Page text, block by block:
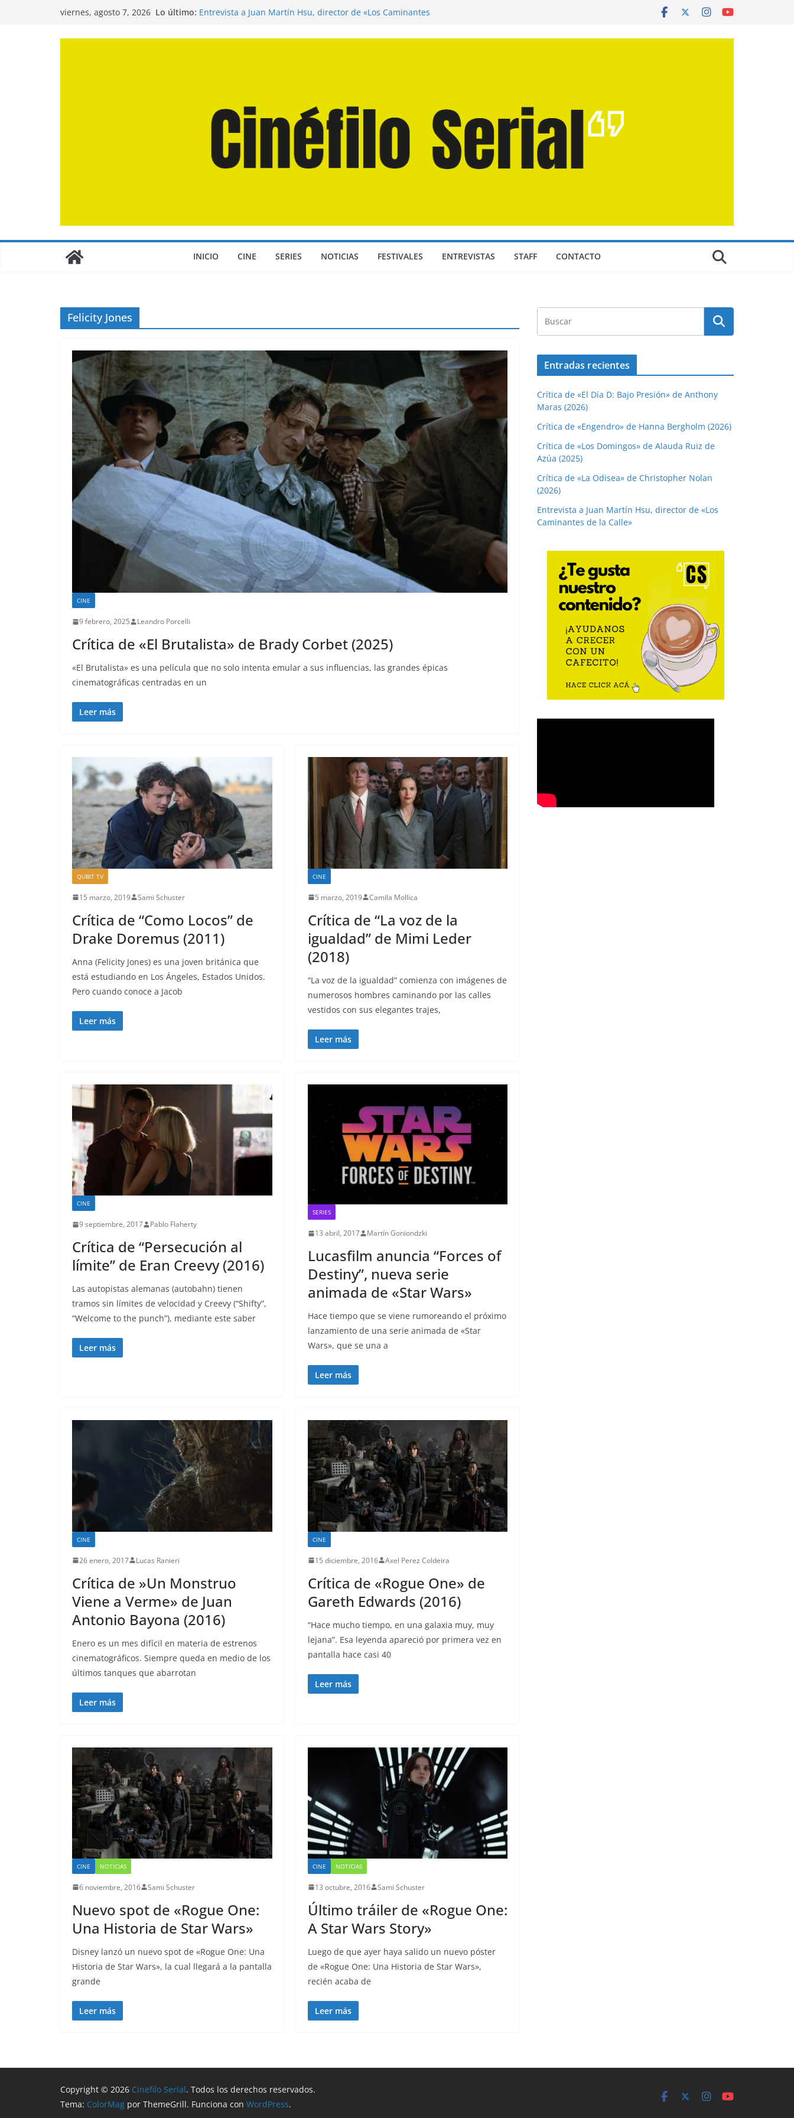
viernes, agosto 7, 2026 Lo último: Entrevista a Juan Martín Hsu, director de «Los Caminantes
INICIO CINE SERIES NOTICIAS FESTIVALES ENTREVISTAS STAFF CONTACTO
Felicity Jones
CINE
9 febrero, 2025 Leandro Porcelli
Crítica de «El Brutalista» de Brady Corbet (2025)
«El Brutalista» es una película que no solo intenta emular a sus influencias, las grandes épicas
cinematográficas centradas en un
Leer más
QUBIT TV
15 marzo, 2019 Sami Schuster
Crítica de “Como Locos” de
Drake Doremus (2011)
Anna (Felicity Jones) es una joven británica que
está estudiando en Los Ángeles, Estados Unidos.
Pero cuando conoce a Jacob
Leer más
CINE
5 marzo, 2019 Camila Mollica
Crítica de “La voz de la
igualdad” de Mimi Leder
(2018)
“La voz de la igualdad” comienza con imágenes de
numerosos hombres caminando por las calles
vestidos con sus elegantes trajes,
Leer más
CINE
9 septiembre, 2017 Pablo Flaherty
Crítica de “Persecución al
límite” de Eran Creevy (2016)
Las autopistas alemanas (autobahn) tienen
tramos sin límites de velocidad y Creevy (“Shifty”,
“Welcome to the punch”), mediante este saber
Leer más
SERIES
13 abril, 2017 Martín Goniondzki
Lucasfilm anuncia “Forces of
Destiny”, nueva serie
animada de «Star Wars»
Hace tiempo que se viene rumoreando el próximo
lanzamiento de una serie animada de «Star
Wars», que se una a
Leer más
CINE
26 enero, 2017 Lucas Ranieri
Crítica de »Un Monstruo
Viene a Verme» de Juan
Antonio Bayona (2016)
Enero es un mes difícil en materia de estrenos
cinematográficos. Siempre queda en medio de los
últimos tanques que abarrotan
Leer más
CINE
15 diciembre, 2016 Axel Perez Coldeira
Crítica de «Rogue One» de
Gareth Edwards (2016)
“Hace mucho tiempo, en una galaxia muy, muy
lejana”. Esa leyenda apareció por primera vez en
pantalla hace casi 40
Leer más
CINE NOTICIAS
6 noviembre, 2016 Sami Schuster
Nuevo spot de «Rogue One:
Una Historia de Star Wars»
Disney lanzó un nuevo spot de «Rogue One: Una
Historia de Star Wars», la cual llegará a la pantalla
grande
Leer más
CINE NOTICIAS
13 octubre, 2016 Sami Schuster
Último tráiler de «Rogue One:
A Star Wars Story»
Luego de que ayer haya salido un nuevo póster
de «Rogue One: Una Historia de Star Wars»,
recién acaba de
Leer más
Entradas recientes
Crítica de «El Día D: Bajo Presión» de Anthony
Maras (2026)
Crítica de «Engendro» de Hanna Bergholm (2026)
Crítica de «Los Domingos» de Alauda Ruiz de
Azúa (2025)
Crítica de «La Odisea» de Christopher Nolan
(2026)
Entrevista a Juan Martín Hsu, director de «Los
Caminantes de la Calle»
Copyright © 2026 Cinefilo Serial. Todos los derechos reservados.
Tema: ColorMag por ThemeGrill. Funciona con WordPress.